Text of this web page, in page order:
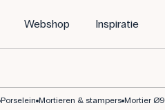
Webshop Inspiratie
Porselein Mortieren & stampers Mortier